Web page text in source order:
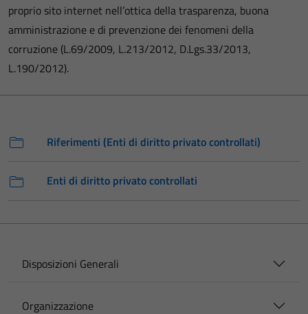
proprio sito internet nell’ottica della trasparenza, buona
amministrazione e di prevenzione dei fenomeni della
corruzione (L.69/2009, L.213/2012, D.Lgs.33/2013,
L.190/2012).
Riferimenti (Enti di diritto privato controllati)
Enti di diritto privato controllati
Disposizioni Generali
Organizzazione